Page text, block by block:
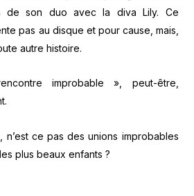
de son duo avec la diva Lily. Ce
pas au disque et pour cause, mais,
autre histoire.
improbable », peut-être,
n’est ce pas des unions improbables
plus beaux enfants ?